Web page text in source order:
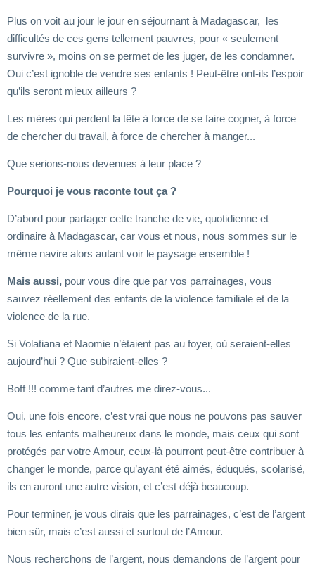
Plus on voit au jour le jour en séjournant à Madagascar, les
difficultés de ces gens tellement pauvres, pour « seulement
survivre », moins on se permet de les juger, de les condamner.
Oui c’est ignoble de vendre ses enfants ! Peut-être ont-ils l’espoir
qu’ils seront mieux ailleurs ?
Les mères qui perdent la tête à force de se faire cogner, à force
de chercher du travail, à force de chercher à manger...
Que serions-nous devenues à leur place ?
Pourquoi je vous raconte tout ça ?
D’abord pour partager cette tranche de vie, quotidienne et
ordinaire à Madagascar, car vous et nous, nous sommes sur le
même navire alors autant voir le paysage ensemble !
Mais aussi, pour vous dire que par vos parrainages, vous
sauvez réellement des enfants de la violence familiale et de la
violence de la rue.
Si Volatiana et Naomie n’étaient pas au foyer, où seraient-elles
aujourd’hui ? Que subiraient-elles ?
Boff !!! comme tant d’autres me direz-vous...
Oui, une fois encore, c’est vrai que nous ne pouvons pas sauver
tous les enfants malheureux dans le monde, mais ceux qui sont
protégés par votre Amour, ceux-là pourront peut-être contribuer à
changer le monde, parce qu’ayant été aimés, éduqués, scolarisé,
ils en auront une autre vision, et c’est déjà beaucoup.
Pour terminer, je vous dirais que les parrainages, c’est de l’argent
bien sûr, mais c’est aussi et surtout de l’Amour.
Nous recherchons de l’argent, nous demandons de l’argent pour